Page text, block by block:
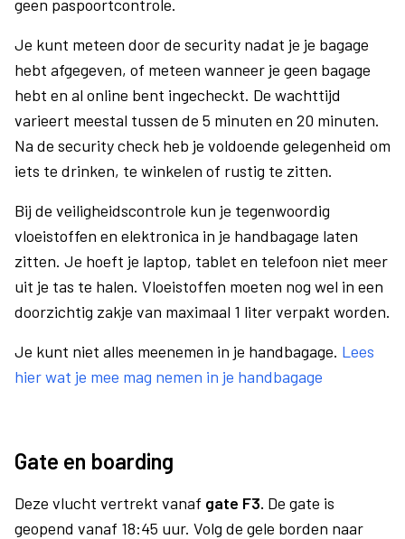
geen paspoortcontrole.
Je kunt meteen door de security nadat je je bagage
hebt afgegeven, of meteen wanneer je geen bagage
hebt en al online bent ingecheckt. De wachttijd
varieert meestal tussen de 5 minuten en 20 minuten.
Na de security check heb je voldoende gelegenheid om
iets te drinken, te winkelen of rustig te zitten.
Bij de veiligheidscontrole kun je tegenwoordig
vloeistoffen en elektronica in je handbagage laten
zitten. Je hoeft je laptop, tablet en telefoon niet meer
uit je tas te halen. Vloeistoffen moeten nog wel in een
doorzichtig zakje van maximaal 1 liter verpakt worden.
Je kunt niet alles meenemen in je handbagage. Lees
hier wat je mee mag nemen in je handbagage
Gate en boarding
Deze vlucht vertrekt vanaf gate F3. De gate is
geopend vanaf 18:45 uur. Volg de gele borden naar